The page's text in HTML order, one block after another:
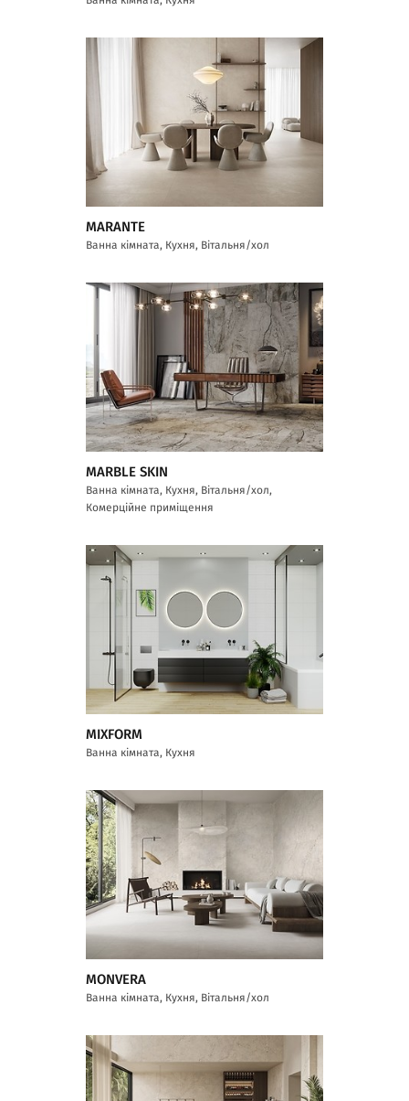
MARANTE
Ванна кімната, Кухня, Вітальня/хол
MARBLE SKIN
Ванна кімната, Кухня, Вітальня/хол,
Комерційне приміщення
MIXFORM
Ванна кімната, Кухня
MONVERA
Ванна кімната, Кухня, Вітальня/хол